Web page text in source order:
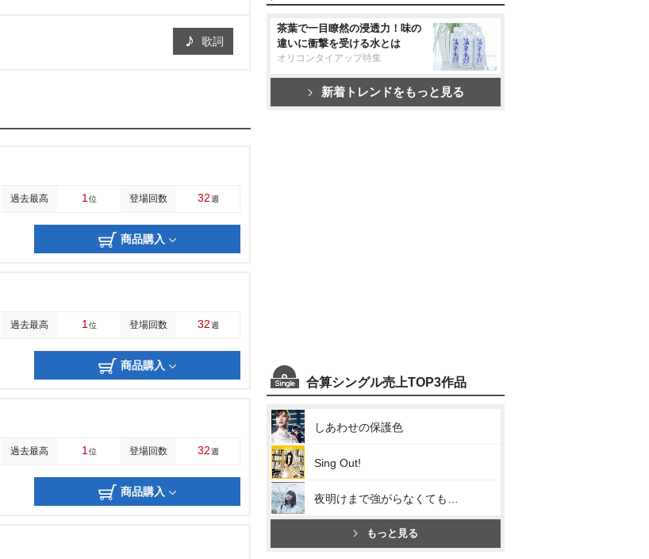
歌詞
過去最高 1 位 登場回数 32週
商品購入
過去最高 1 位 登場回数 32週
商品購入
過去最高 1 位 登場回数 32週
商品購入
茶葉で一目瞭然の浸透力！味の
違いに衝撃を受ける水とは
オリコンタイアップ特集
新着トレンドをもっと見る
合算シングル売上TOP3作品
しあわせの保護色
Sing Out!
もっと見る